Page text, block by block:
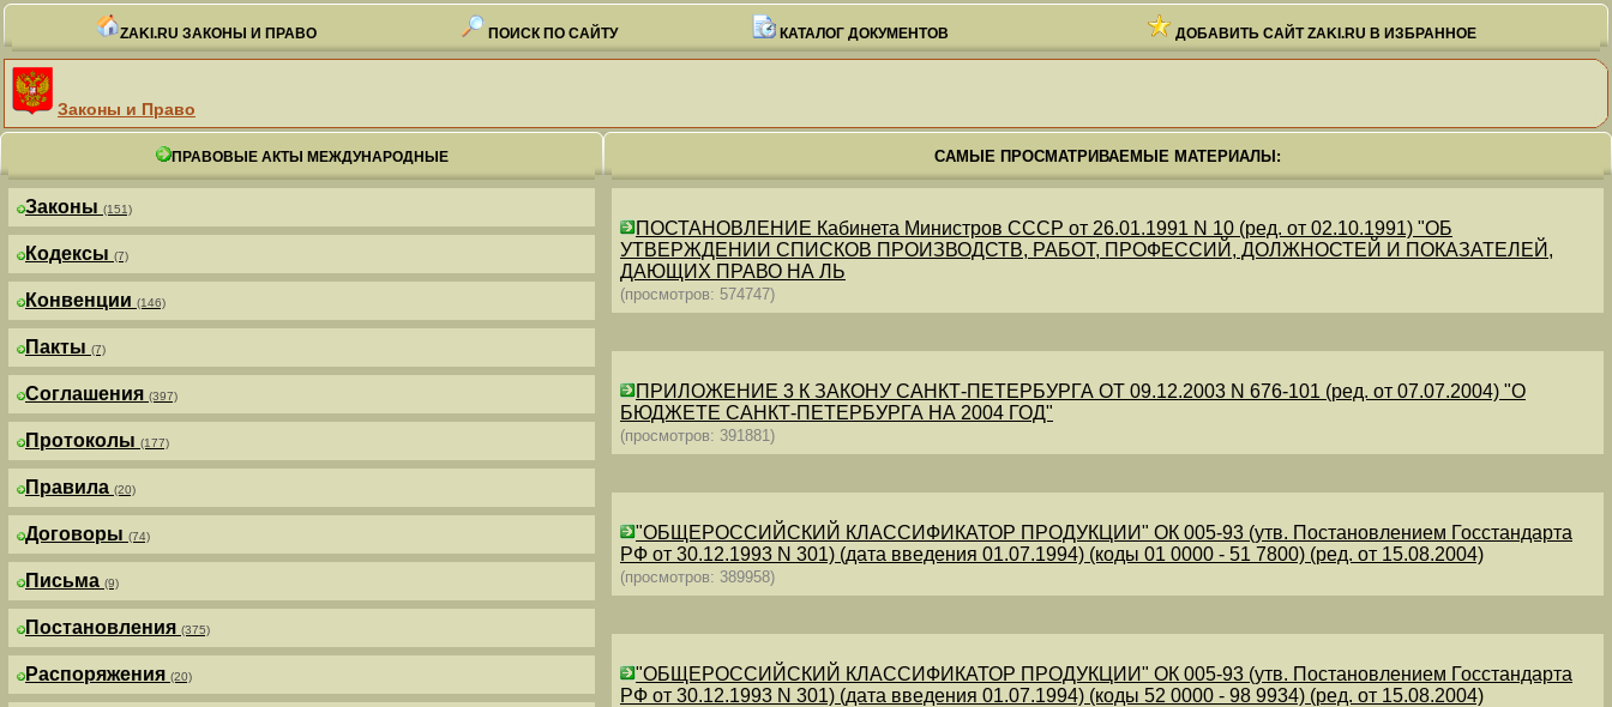
ZAKI.RU ЗАКОНЫ И ПРАВО ПОИСК ПО САЙТУ КАТАЛОГ ДОКУМЕНТОВ ДОБАВИТЬ САЙТ ZAKI.RU В ИЗБРАННОЕ
Законы и Право
ПРАВОВЫЕ АКТЫ МЕЖДУНАРОДНЫЕ
Законы (151)
Кодексы (7)
Конвенции (146)
Пакты (7)
Соглашения (397)
Протоколы (177)
Правила (20)
Договоры (74)
Письма (9)
Постановления (375)
Распоряжения (20)
САМЫЕ ПРОСМАТРИВАЕМЫЕ МАТЕРИАЛЫ:
ПОСТАНОВЛЕНИЕ Кабинета Министров СССР от 26.01.1991 N 10 (ред. от 02.10.1991) "ОБ
УТВЕРЖДЕНИИ СПИСКОВ ПРОИЗВОДСТВ, РАБОТ, ПРОФЕССИЙ, ДОЛЖНОСТЕЙ И ПОКАЗАТЕЛЕЙ,
ДАЮЩИХ ПРАВО НА ЛЬ
(просмотров: 574747)
ПРИЛОЖЕНИЕ 3 К ЗАКОНУ САНКТ-ПЕТЕРБУРГА ОТ 09.12.2003 N 676-101 (ред. от 07.07.2004) "О
БЮДЖЕТЕ САНКТ-ПЕТЕРБУРГА НА 2004 ГОД"
(просмотров: 391881)
"ОБЩЕРОССИЙСКИЙ КЛАССИФИКАТОР ПРОДУКЦИИ" ОК 005-93 (утв. Постановлением Госстандарта
РФ от 30.12.1993 N 301) (дата введения 01.07.1994) (коды 01 0000 - 51 7800) (ред. от 15.08.2004)
(просмотров: 389958)
"ОБЩЕРОССИЙСКИЙ КЛАССИФИКАТОР ПРОДУКЦИИ" ОК 005-93 (утв. Постановлением Госстандарта
РФ от 30.12.1993 N 301) (дата введения 01.07.1994) (коды 52 0000 - 98 9934) (ред. от 15.08.2004)